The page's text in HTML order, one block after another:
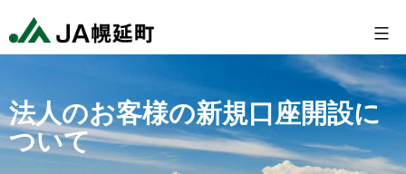
ン
ン
ツ
延
農
業
法人のお客様の新規口座開設に
ついて